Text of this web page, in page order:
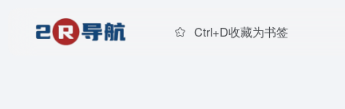
Ctrl+D收藏为书签